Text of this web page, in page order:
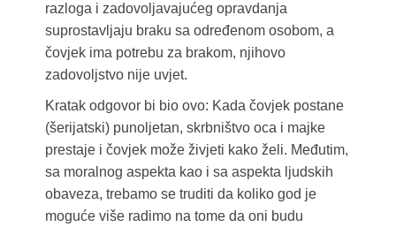
razloga i zadovoljavajućeg opravdanja
suprostavljaju braku sa određenom osobom, a
čovjek ima potrebu za brakom, njihovo
zadovoljstvo nije uvjet.
Kratak odgovor bi bio ovo: Kada čovjek postane
(šerijatski) punoljetan, skrbništvo oca i majke
prestaje i čovjek može živjeti kako želi. Međutim,
sa moralnog aspekta kao i sa aspekta ljudskih
obaveza, trebamo se truditi da koliko god je
moguće više radimo na tome da oni budu